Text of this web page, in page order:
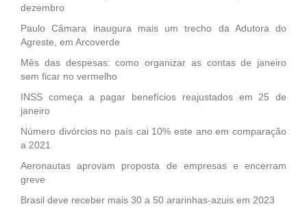
dezembro
Paulo Câmara inaugura mais um trecho da Adutora do
Agreste, em Arcoverde
Mês das despesas: como organizar as contas de janeiro
sem ficar no vermelho
INSS começa a pagar benefícios reajustados em 25 de
janeiro
Número divórcios no país cai 10% este ano em comparação
a 2021
Aeronautas aprovam proposta de empresas e encerram
greve
Brasil deve receber mais 30 a 50 ararinhas-azuis em 2023